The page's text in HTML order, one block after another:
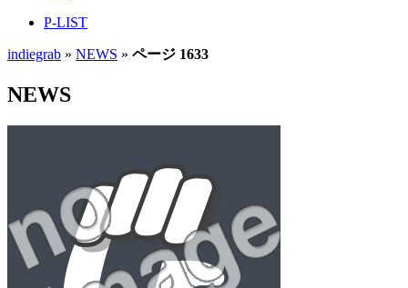
P-LIST
indiegrab » NEWS » ページ 1633
NEWS